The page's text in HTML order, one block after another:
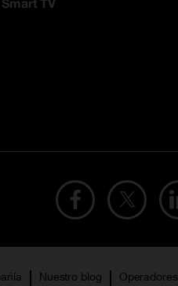
Nuestro blog Operadores